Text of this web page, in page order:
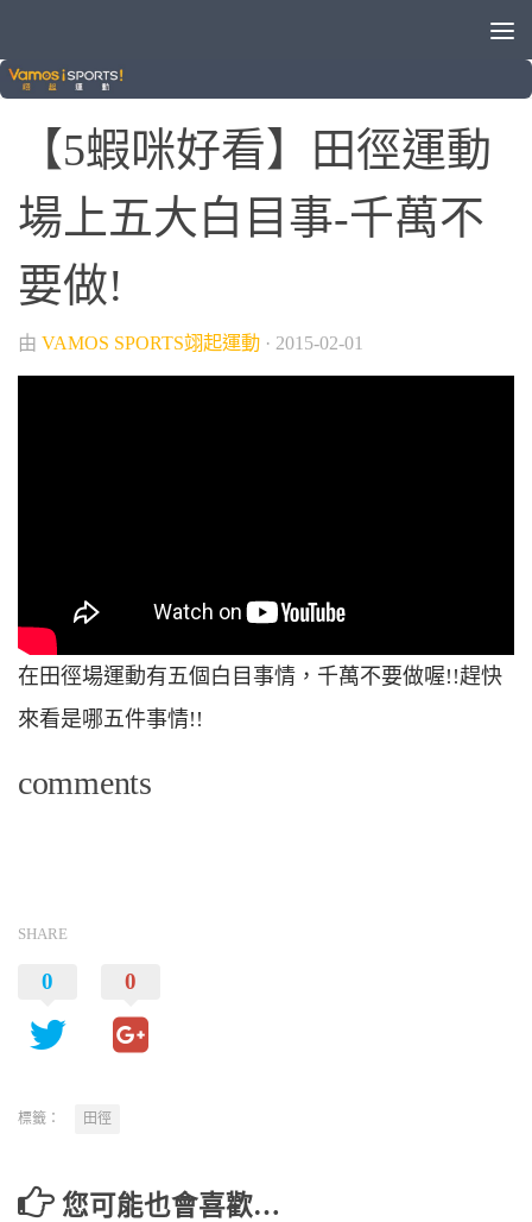
5蝦咪好看
【5蝦咪好看】田徑運動
場上五大白目事-千萬不
要做!
由 VAMOS SPORTS翊起運動 · 2015-02-01
在田徑場運動有五個白目事情，千萬不要做喔!!趕快
來看是哪五件事情!!
comments
SHARE
0 0
標籤： 田徑
您可能也會喜歡…